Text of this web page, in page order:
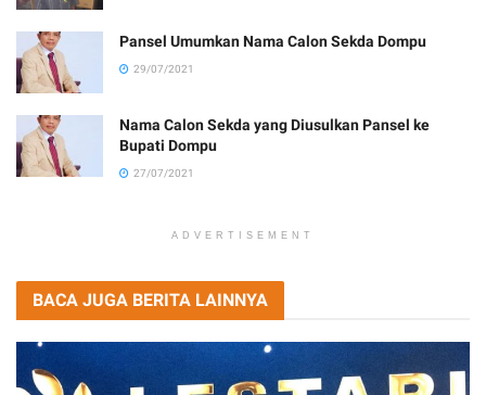
Pansel Umumkan Nama Calon Sekda Dompu
29/07/2021
Nama Calon Sekda yang Diusulkan Pansel ke
Bupati Dompu
27/07/2021
ADVERTISEMENT
BACA JUGA BERITA LAINNYA